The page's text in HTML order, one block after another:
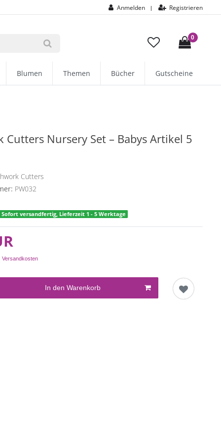
Anmelden | Registrieren
0
Blumen Themen Bücher Gutscheine
Cutters Nursery Set – Babys Artikel 5
Cutters
PW032
Sofort versandfertig, Lieferzeit 1 - 5 Werktage
Versandkosten
In den Warenkorb